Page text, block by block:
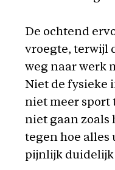
De ochtend
vroegte, terwijl
weg naar werk
Niet de fysieke
niet meer sport
niet gaan zoals
tegen hoe
pijnlijk duidelijk